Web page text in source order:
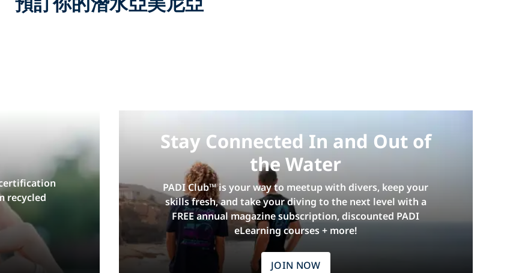
recycled
Stay Connected In and Out of
the Water
PADI Club™ is your way to meetup with divers, keep your
skills fresh, and take your diving to the next level with a
FREE annual magazine subscription, discounted PADI
eLearning courses + more!
JOIN NOW